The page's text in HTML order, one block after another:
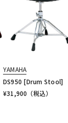
YAMAHA
DS950 [Drum Stool]
¥31,900 （税込）